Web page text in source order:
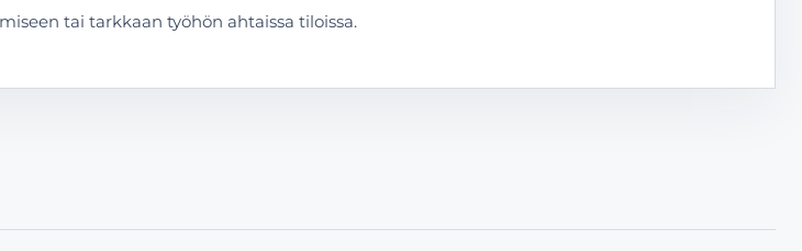
tai tarkkaan työhön ahtaissa tiloissa.